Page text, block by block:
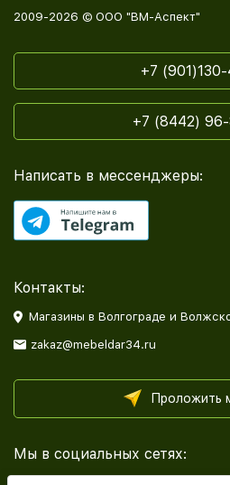
2009-2026 © ООО "ВМ-Аспект"
+7 (901)130-
+7 (8442)
Написать в мессенджеры:
Контакты:
Магазины в Волгограде и
zakaz@mebeldar34.ru
Проложить
Мы в социальных сетях: